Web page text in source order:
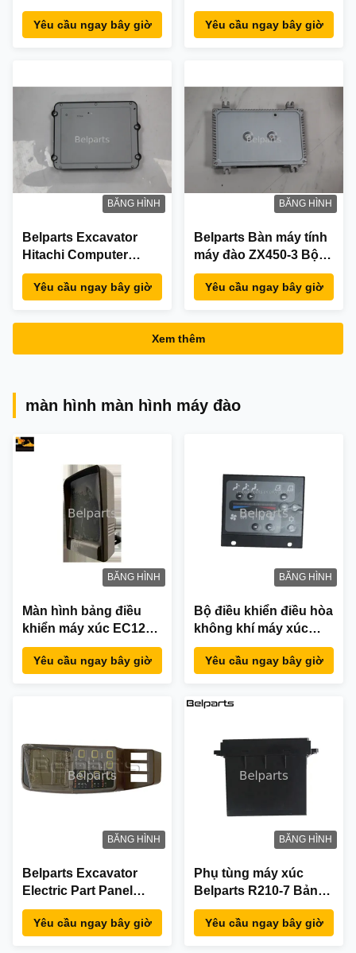
K10146015A 300611-
00042C
Yêu cầu ngay bây giờ Yêu cầu ngay bây giờ
BĂNG HÌNH
Belparts Excavator
Hitachi Computer
Board YA00031121 Bộ
điều khiển cho ZX260-
Yêu cầu ngay bây giờ
BĂNG HÌNH
Belparts Bàn máy tính
máy đào ZX450-3 Bộ
điều khiển 9287705
cho Hitachi
Yêu cầu ngay bây giờ
Xem thêm
màn hình màn hình máy đào
BĂNG HÌNH
Màn hình bảng điều
khiển máy xúc EC120D
EC140D EC170D
EC200D EC220D
Yêu cầu ngay bây giờ
BĂNG HÌNH
Bộ điều khiển điều hòa
không khí máy xúc
SK100L SK200 SK120
SK60 SK200LC
YN20M01088P1 Bảng
Yêu cầu ngay bây giờ
BĂNG HÌNH
Belparts Excavator
Electric Part Panel
Display Cluster Assy
21N8-30013 R140LC-7
Yêu cầu ngay bây giờ
BĂNG HÌNH
Phụ tùng máy xúc
Belparts R210-7 Bảng
điều hòa R210LC-7
R225-7 Điều hòa
Yêu cầu ngay bây giờ